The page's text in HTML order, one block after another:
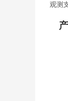
观测